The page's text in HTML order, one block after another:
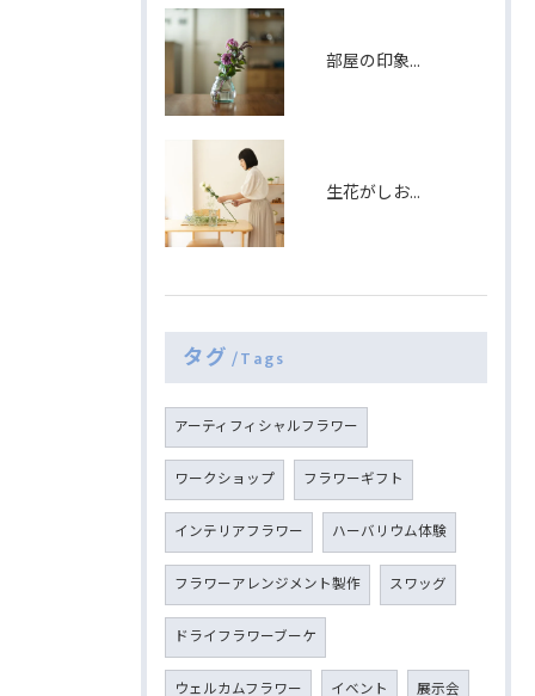
部屋の印象を変える方法とは
生花がしおれたときの対処法とは
タグ Tags
アーティフィシャルフラワー
ワークショップ フラワーギフト
インテリアフラワー ハーバリウム体験
フラワーアレンジメント製作 スワッグ
ドライフラワーブーケ
ウェルカムフラワー イベント 展示会